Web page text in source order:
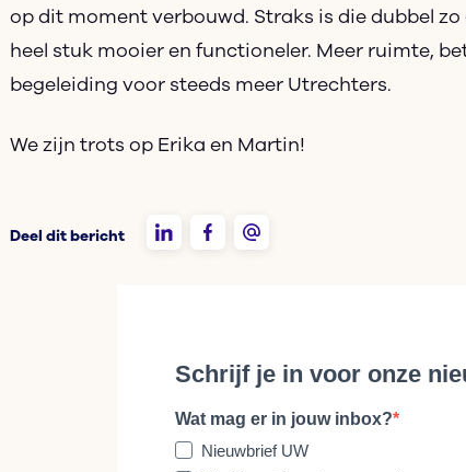
op dit moment verbouwd. Straks is die dubbel
heel stuk mooier en functioneler. Meer ruimte,
begeleiding voor steeds meer Utrechters.
We zijn trots op Erika en Martin!
Deel dit bericht